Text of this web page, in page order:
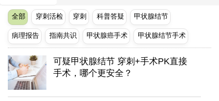
全部 穿刺活检 穿刺 科普答疑 甲状腺结节
病理报告 指南共识 甲状腺癌手术 甲状腺结节手术
可疑甲状腺结节 穿刺+手术PK直接
手术，哪个更安全？